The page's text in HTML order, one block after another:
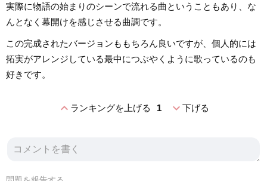
実際に物語の始まりのシーンで流れる曲ということもあり、な
んとなく幕開けを感じさせる曲調です。
この完成されたバージョンももちろん良いですが、個人的には
拓実がアレンジしている最中につぶやくように歌っているのも
好きです。
expand_lessランキングを上げる 1 expand_more下げる